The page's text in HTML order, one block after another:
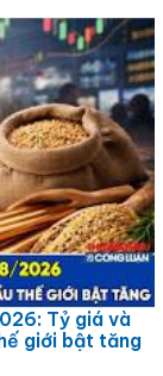
Tỷ giá và
giới bật tăng